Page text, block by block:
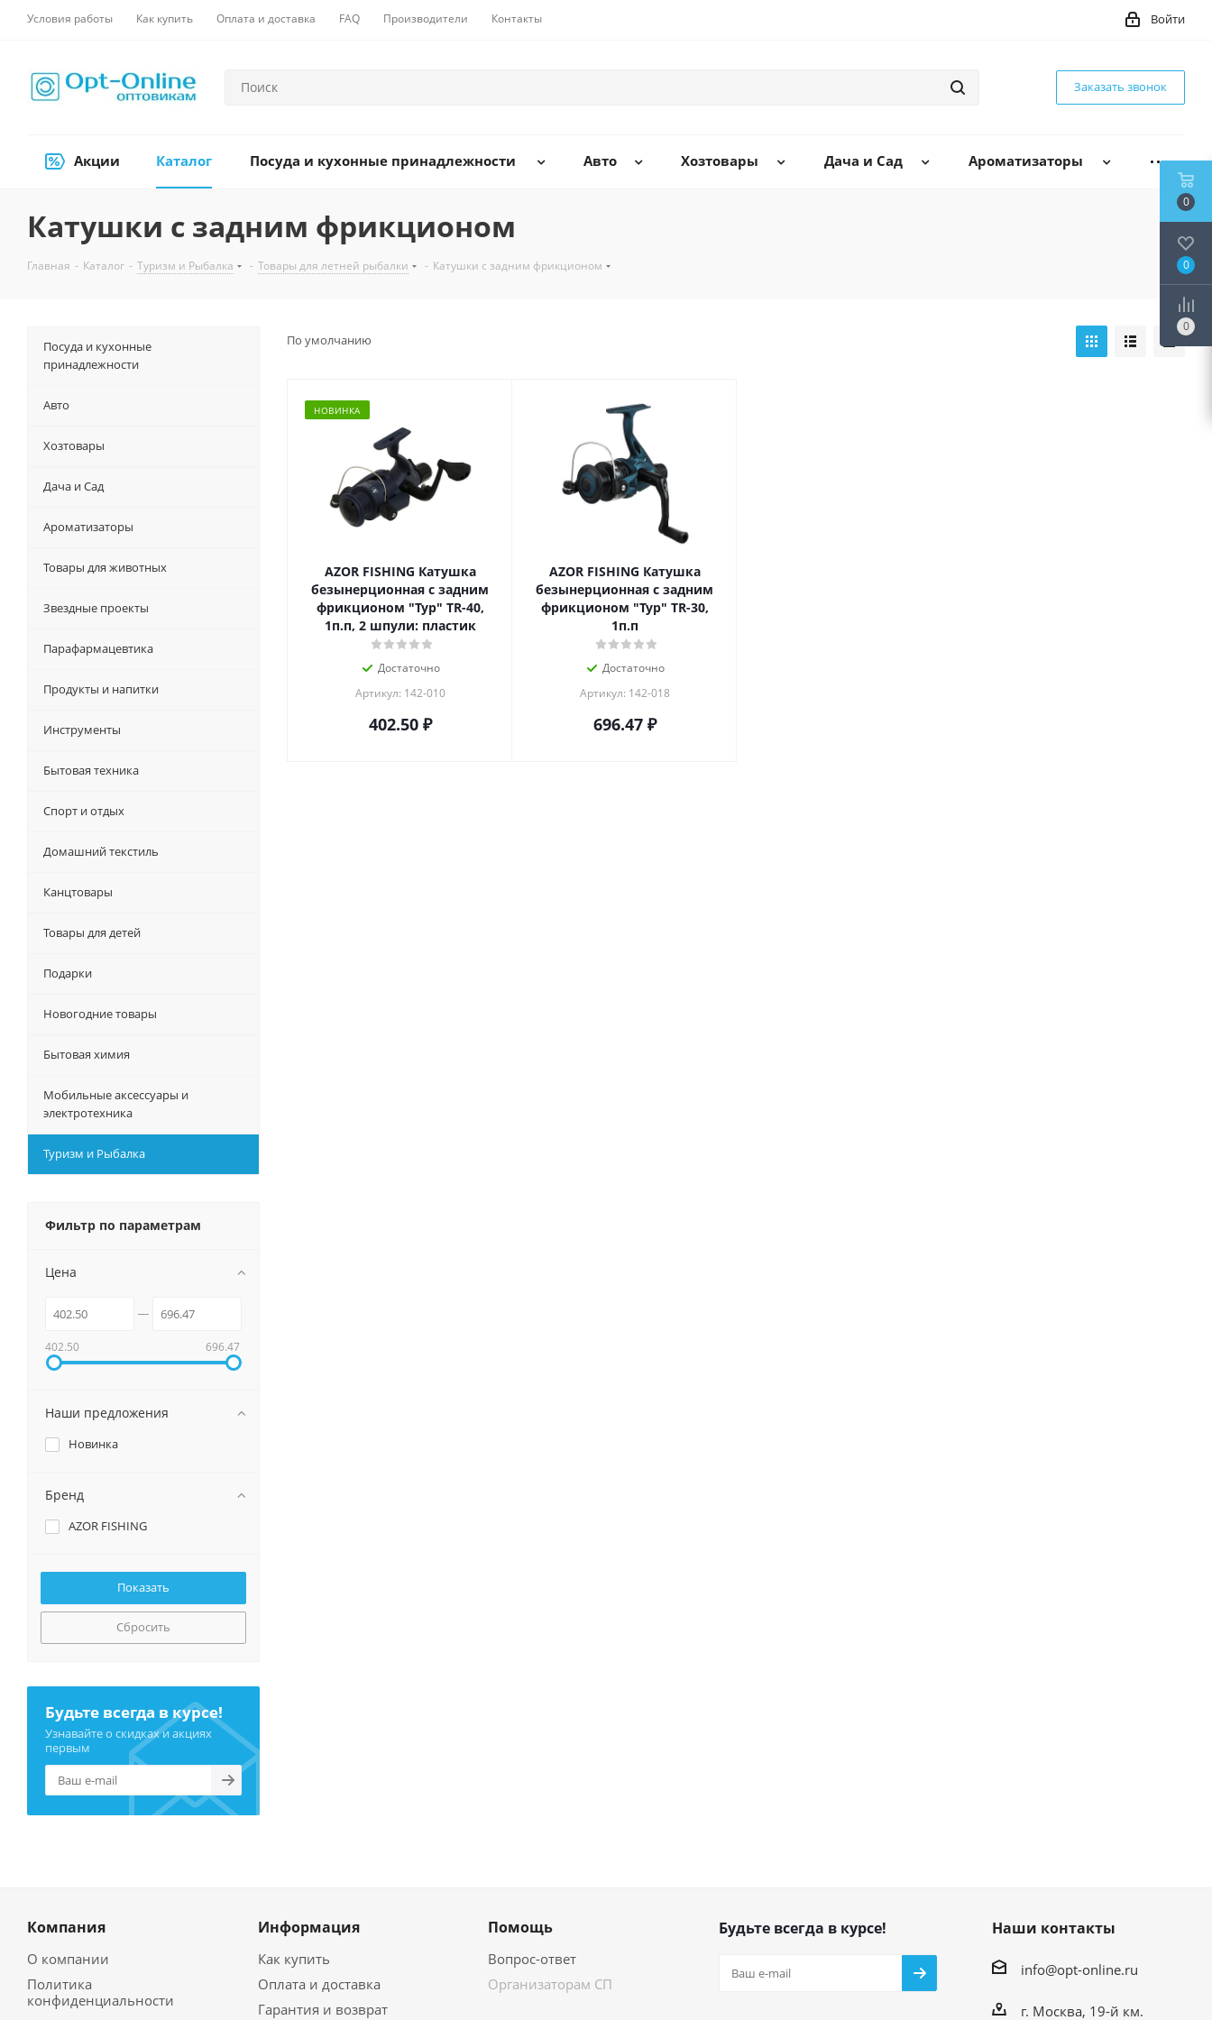
Условия работы Как купить Оплата и доставка FAQ Производители Контакты Войти
Заказать звонок
Акции Каталог Посуда и кухонные принадлежности Авто Хозтовары Дача и Сад Ароматизаторы
Катушки с задним фрикционом
Главная - Каталог - Туризм и Рыбалка - Товары для летней рыбалки - Катушки с задним фрикционом
По умолчанию
НОВИНКА
AZOR FISHING Катушка
безынерционная с задним
фрикционом "Тур" TR-40,
1п.п, 2 шпули: пластик
Достаточно
Артикул: 142-010
402.50₽
AZOR FISHING Катушка
безынерционная с задним
фрикционом "Тур" TR-30,
1п.п
Достаточно
Артикул: 142-018
696.47₽
Посуда и кухонные
принадлежности
Авто
Хозтовары
Дача и Сад
Ароматизаторы
Товары для животных
Звездные проекты
Парафармацевтика
Продукты и напитки
Инструменты
Бытовая техника
Спорт и отдых
Домашний текстиль
Канцтовары
Товары для детей
Подарки
Новогодние товары
Бытовая химия
Мобильные аксессуары и
электротехника
Туризм и Рыбалка
Фильтр по параметрам
Цена
402.50 696.47
Наши предложения
Новинка
Бренд
AZOR FISHING
Сбросить
Будьте всегда в курсе!
Узнавайте о скидках и акциях
первым
Компания
О компании
Политика
конфиденциальности
Информация
Как купить
Оплата и доставка
Гарантия и возврат
Помощь
Вопрос-ответ
Организаторам СП
Будьте всегда в курсе! Наши контакты
info@opt-online.ru
г. Москва, 19-й км.
0
0
0